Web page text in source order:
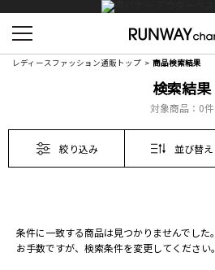
レディースファッション通販トップ 商品検索結果
検索結果
対象商品： 0件
絞り込み 並び替え
条件に一致する商品は見つかりませんでした。
お手数ですが、検索条件を変更してください。